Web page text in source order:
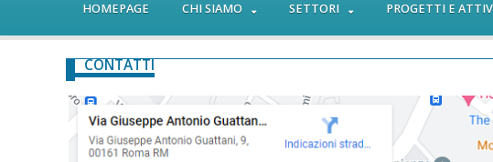
HOMEPAGE CHI SIAMO SETTORI PROGETTI E
CONTATTI